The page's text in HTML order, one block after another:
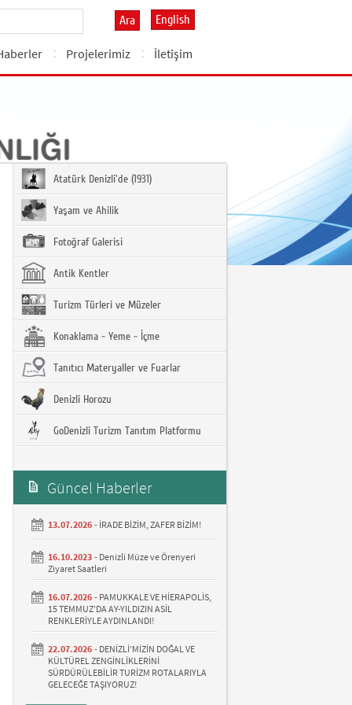
Ara English
Projelerimiz İletişim
Atatürk Denizli'de (1931)
Yaşam ve Ahilik
Fotoğraf Galerisi
Antik Kentler
Turizm Türleri ve Müzeler
Konaklama - Yeme - İçme
Tanıtıcı Materyaller ve Fuarlar
Denizli Horozu
GoDenizli Turizm Tanıtım Platformu
Güncel Haberler
13.07.2026 - İRADE BİZİM, ZAFER BİZİM!
16.10.2023 - Denizli Müze ve Örenyeri
Ziyaret Saatleri
16.07.2026 - PAMUKKALE VE HİERAPOLİS,
15 TEMMUZ’DA AY-YILDIZIN ASİL
RENKLERİYLE AYDINLANDI!
22.07.2026 - DENİZLİ’MİZİN DOĞAL VE
KÜLTÜREL ZENGİNLİKLERİNİ
SÜRDÜRÜLEBİLİR TURİZM ROTALARIYLA
GELECEĞE TAŞIYORUZ!